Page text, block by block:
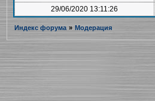
29/06/2020 13:11:26
Индекс форума » Модерация